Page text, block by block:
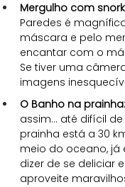
Mergulho com
Paredes é
máscara e pelo
encantar com o
Se tiver uma
imagens
O Banho na prainha:
assim… até difícil
prainha está a 30
meio do oceano, já
dizer de se deliciar
aproveite